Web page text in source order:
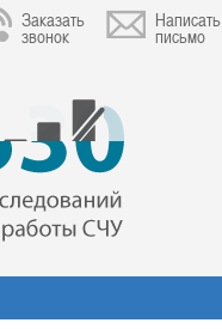
Заказать
звонок
Написать
письмо